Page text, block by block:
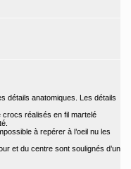
détails anatomiques. Les détails
crocs réalisés en fil martelé
à repérer à l’oeil nu les
et du centre sont soulignés d’un